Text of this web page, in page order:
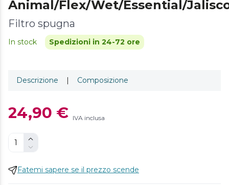
Animal/Flex/Wet/Essential/
Filtro spugna
In stock Spedizioni in 24-72 ore
Descrizione | Composizione
24,90 € IVA inclusa
Fatemi sapere se il prezzo scende